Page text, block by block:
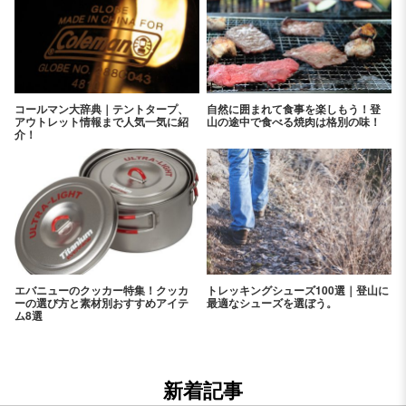
コールマン大辞典｜テントタープ、
アウトレット情報まで人気一気に紹
介！
自然に囲まれて食事を楽しもう！登
山の途中で食べる焼肉は格別の味！
エバニューのクッカー特集！クッカ
ーの選び方と素材別おすすめアイテ
ム8選
トレッキングシューズ100選｜登山に
最適なシューズを選ぼう。
新着記事